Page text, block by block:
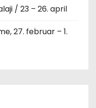
/ 23 – 26. april
27. februar – 1.